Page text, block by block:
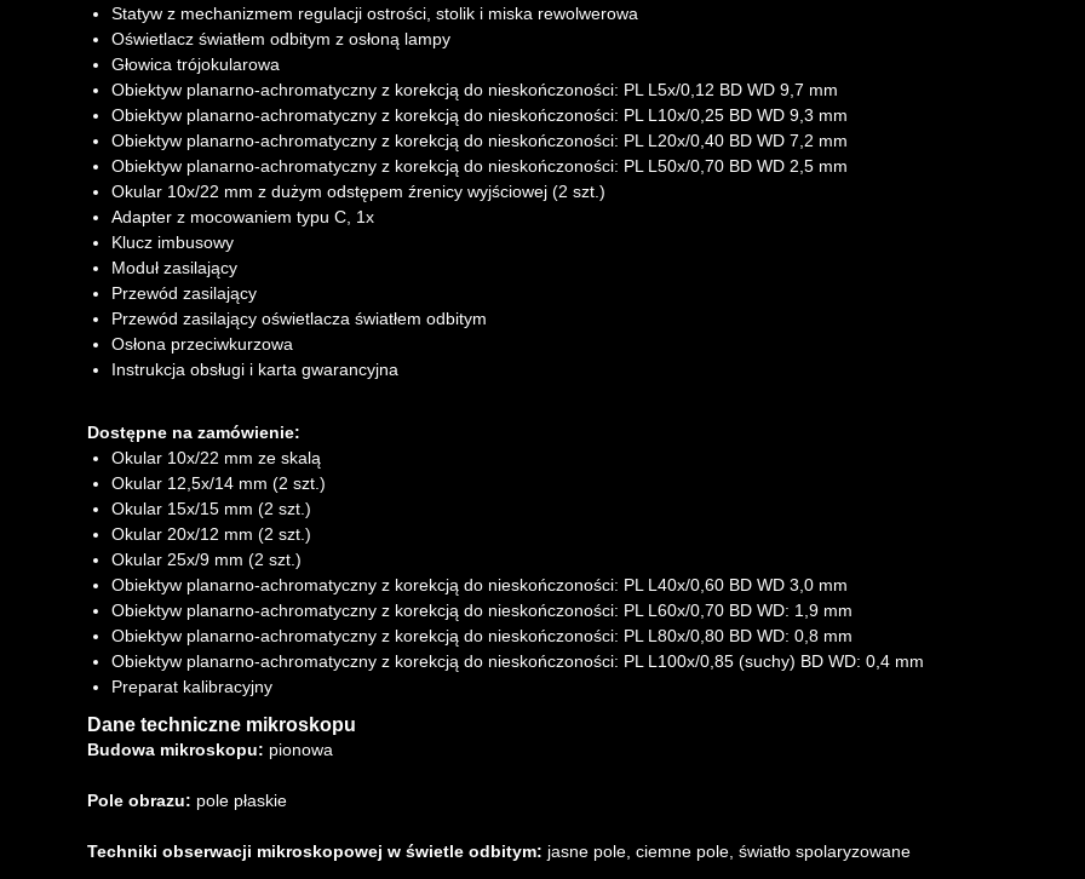
Statyw z mechanizmem regulacji ostrości, stolik i miska rewolwerowa
Oświetlacz światłem odbitym z osłoną lampy
Głowica trójokularowa
Obiektyw planarno-achromatyczny z korekcją do nieskończoności: PL L5x/0,12 BD WD 9,7 mm
Obiektyw planarno-achromatyczny z korekcją do nieskończoności: PL L10x/0,25 BD WD 9,3 mm
Obiektyw planarno-achromatyczny z korekcją do nieskończoności: PL L20x/0,40 BD WD 7,2 mm
Obiektyw planarno-achromatyczny z korekcją do nieskończoności: PL L50х/0,70 BD WD 2,5 mm
Okular 10x/22 mm z dużym odstępem źrenicy wyjściowej (2 szt.)
Adapter z mocowaniem typu C, 1x
Klucz imbusowy
Moduł zasilający
Przewód zasilający
Przewód zasilający oświetlacza światłem odbitym
Osłona przeciwkurzowa
Instrukcja obsługi i karta gwarancyjna
Dostępne na zamówienie:
Okular 10x/22 mm ze skalą
Okular 12,5x/14 mm (2 szt.)
Okular 15x/15 mm (2 szt.)
Okular 20x/12 mm (2 szt.)
Okular 25x/9 mm (2 szt.)
Obiektyw planarno-achromatyczny z korekcją do nieskończoności: PL L40x/0,60 BD WD 3,0 mm
Obiektyw planarno-achromatyczny z korekcją do nieskończoności: PL L60x/0,70 BD WD: 1,9 mm
Obiektyw planarno-achromatyczny z korekcją do nieskończoności: PL L80x/0,80 BD WD: 0,8 mm
Obiektyw planarno-achromatyczny z korekcją do nieskończoności: PL L100х/0,85 (suchy) BD WD: 0,4 mm
Preparat kalibracyjny
Dane techniczne mikroskopu
Budowa mikroskopu: pionowa
Pole obrazu: pole płaskie
Techniki obserwacji mikroskopowej w świetle odbitym: jasne pole, ciemne pole, światło spolaryzowane